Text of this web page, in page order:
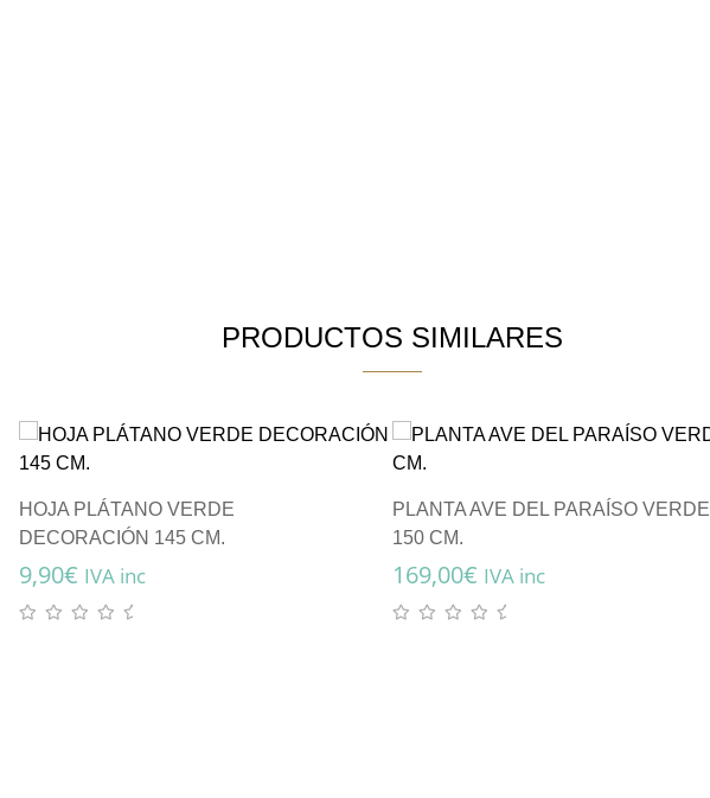
PRODUCTOS SIMILARES
HOJA PLÁTANO VERDE
DECORACIÓN 145 CM.
9,90€ IVA inc
PLANTA AVE DEL PARAÍSO VERDE
150 CM.
169,00€ IVA inc